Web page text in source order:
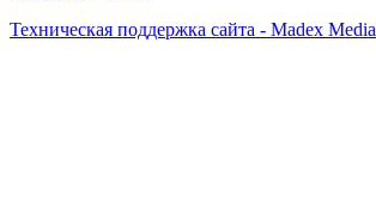
Техническая поддержка сайта - Madex Media